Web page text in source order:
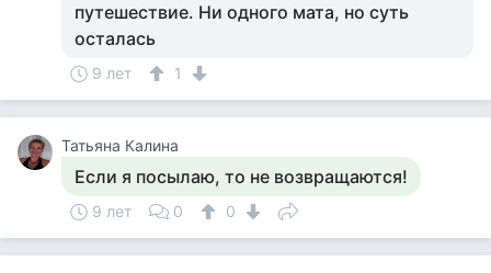
путешествие. Ни одного мата, но суть
осталась
9 лет 1
Татьяна Калина
Если я посылаю, то не возвращаются!
9 лет 0 0